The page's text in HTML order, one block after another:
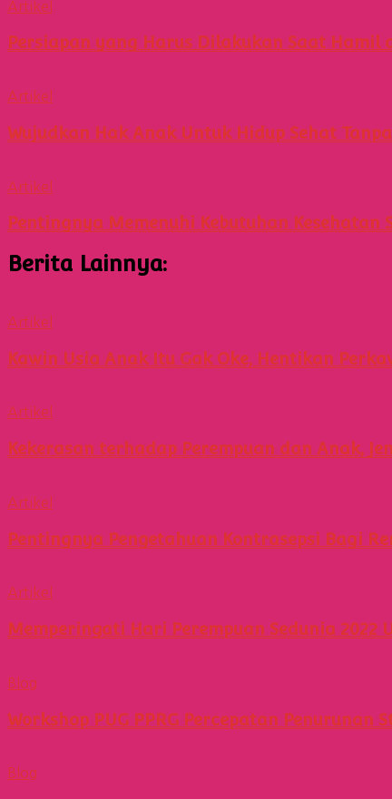
Artikel
Persiapan yang Harus Dilakukan Saat Hamil
Artikel
Wujudkan Hak Anak Untuk Hidup Sehat
Artikel
Pentingnya Memenuhi Kebutuhan Kesehatan
Berita Lainnya:
Artikel
Kawin Usia Anak Itu Gak Oke, Hentikan
Artikel
Kekerasan terhadap Perempuan dan Anak,
Artikel
Pentingnya Pengetahuan Kontrasepsi Bagi
Artikel
Memperingati Hari Perempuan Sedunia
Blog
Workshop PUG PPRG Percepatan Penurunan
Blog